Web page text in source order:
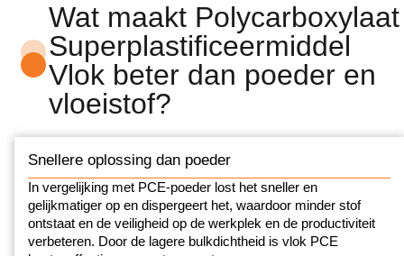
Wat maakt Polycarboxylaat
Superplastificeermiddel
Vlok beter dan poeder en
vloeistof?
Snellere oplossing dan poeder
In vergelijking met PCE-poeder lost het sneller en
gelijkmatiger op en dispergeert het, waardoor minder stof
ontstaat en de veiligheid op de werkplek en de productiviteit
verbeteren. Door de lagere bulkdichtheid is vlok PCE